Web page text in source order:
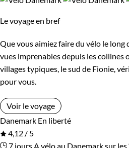
Le voyage en bref
Que vous aimiez faire du vélo le long
vues imprenables depuis les collines
villages typiques, le sud de Fionie,
pour vous.
Voir le voyage
Danemark En liberté
4,12 / 5
7 jours A vélo au Danemark sur